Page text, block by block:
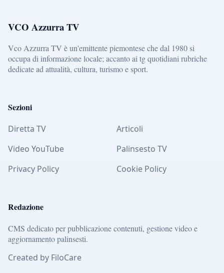
VCO Azzurra TV
Vco Azzurra TV è un'emittente piemontese che dal 1980 si
occupa di informazione locale; accanto ai tg quotidiani rubriche
dedicate ad attualità, cultura, turismo e sport.
Sezioni
Diretta TV
Articoli
Video YouTube
Palinsesto TV
Privacy Policy
Cookie Policy
Redazione
CMS dedicato per pubblicazione contenuti, gestione video e
aggiornamento palinsesti.
Created by FiloCare